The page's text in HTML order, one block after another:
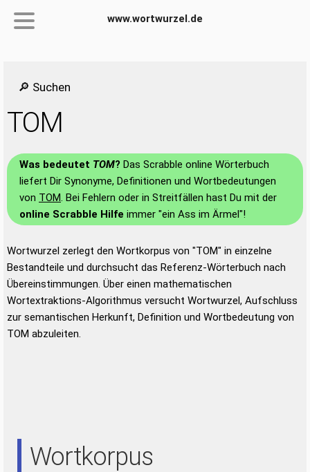
www.wortwurzel.de
🔎 Suchen
TOM
Was bedeutet TOM? Das Scrabble online Wörterbuch
liefert Dir Synonyme, Definitionen und Wortbedeutungen
von TOM. Bei Fehlern oder in Streitfällen hast Du mit der
online Scrabble Hilfe immer "ein Ass im Ärmel"!
Wortwurzel zerlegt den Wortkorpus von "TOM" in einzelne
Bestandteile und durchsucht das Referenz-Wörterbuch nach
Übereinstimmungen. Über einen mathematischen
Wortextraktions-Algorithmus versucht Wortwurzel, Aufschluss
zur semantischen Herkunft, Definition und Wortbedeutung von
TOM abzuleiten.
Wortkorpus